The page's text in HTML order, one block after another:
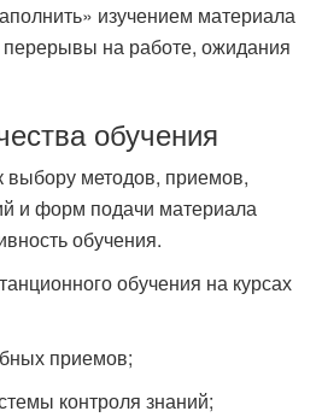
изучением материала
перерывы на работе, ожидания
обучения
выбору методов, приемов,
и форм подачи материала
обучения.
обучения на курсах
приемов;
контроля знаний;